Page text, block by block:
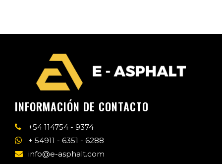
INFORMACIÓN DE CONTACTO
+54 114754 - 9374
+ 54911 - 6351 - 6288
info@e-asphalt.com